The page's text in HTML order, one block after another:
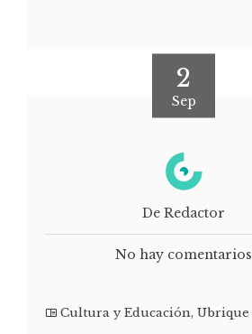
2
Sep
De Redactor
No hay comentarios
Cultura y Educación, Ubrique